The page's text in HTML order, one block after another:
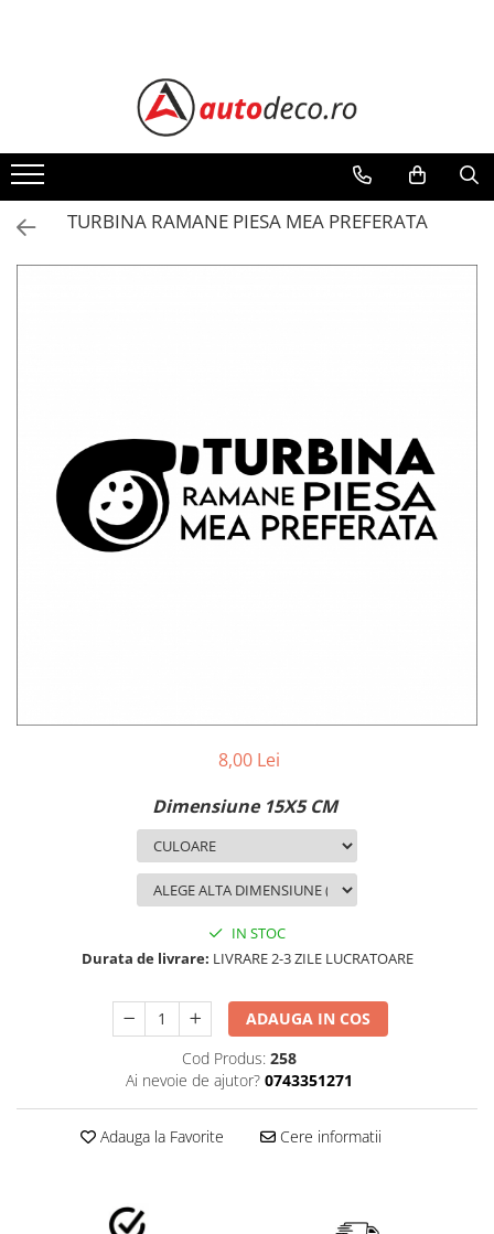
ALFA ROMEO
BMW
CHEVROLET
MAZDA
MERCEDES
VOLVO
STICKERE STALPI SI GEAM MIC
STICKERE PENTRU FIRME
STICKERE CAMIOANE
MAN
MERCEDES CAMIOANE
STICKERE MOTO/ATV
TURBINA RAMANE PIESA MEA PREFERATA
8,00 Lei
Dimensiune 15X5 CM
IN STOC
Durata de livrare: LIVRARE 2-3 ZILE LUCRATOARE
ADAUGA IN COS
Cod Produs: 258
Ai nevoie de ajutor? 0743351271
Adauga la Favorite Cere informatii